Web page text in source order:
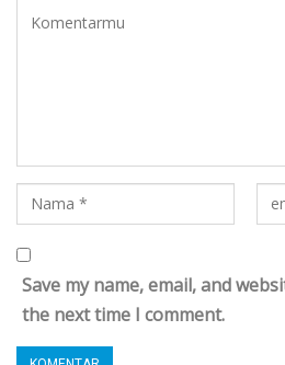
Save my name, email, and
the next time I comment.